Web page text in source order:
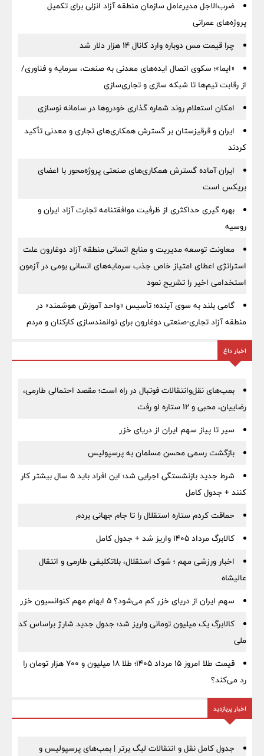
ضرب‌الاجل مدیرعامل سازمان منطقه آزاد انزلی برای تكمیل
پروژه‌های عمرانی
چرا قیمت مس دوباره وارد کانال ۱۴ هزار دلار شد
«ایما»؛ سکوی اتصال ایده‌های معدنی به صنعت، سرمایه و فناوری/
از رقابت تیم‌ها تا شبکه سازی و تجاری‌سازی
امکان استعلام روند شماره گذاری خودروها در سامانه نوسازی
ایران و قرقیزستان بر گسترش همکاری‌های تجاری و معدنی تأکید
کردند
ایران آماده گسترش همکاری‌های صنعتی پروژه‌محور با اعضای
بریکس است
بهره گیری حداکثری از ظرفیت موافقتنامه تجارت آزاد ایران و
روسیه
معاونت توسعه مدیریت و منابع انسانی منطقه آزاد دوغارون علت
استراتژی اعطای امتیاز خاص جذب سرمایه‌های انسانی بومی در آزمون
استخدامی اخیر را تشریح نمود
گامی بلند به سوی آینده؛ تأسیس «واحد آموزش هوشمند» در
منطقه آزاد تجاری-صنعتی دوغارون برای توانمندسازی کارکنان و مردم
اخبار داغ
بمب‌های نقل‌وانتقالات فوتبال در راه است؛ مقصد احتمالی طارمی،
رضاییان، محبی و ۱۲ ستاره لو رفت
سیر تا پیاز سهم ایران از دریای خزر
بازگشت رسمی محسن مسلمان به پرسپولیس
شرط جدید بازنشستگی اجرایی شد؛ این افراد باید ۵ سال بیشتر کار
کنند + جدول کامل
حماقت کردم ستاره استقلال را تا جام جهانی بردم
کالابرگ مرداد ۱۴۰۵ واریز شد + جدول کامل
اخبار ورزشی مهم ؛ شوک استقلال، بلاتکلیفی طارمی و انتقال
عالیشاه
سهم ایران از دریای خزر کم می‌شود؟ ۵ ابهام مهم کنوانسیون خزر
کالابرگ یک میلیون تومانی واریز شد؛ جدول جدید شارژ براساس کد
ملی
قیمت طلا امروز ۱۵ مرداد ۱۴۰۵؛ طلا ۱۸ میلیون و ۷۰۰ هزار تومان را
رد می‌کند؟
اخبار پربازدید
جدول کامل نقل و انتقالات لیگ برتر | بمب‌های پرسپولیس و